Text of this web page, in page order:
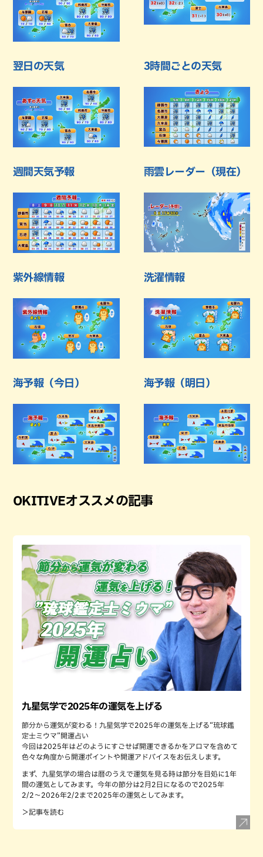
翌日の天気 3時間ごとの天気
週間天気予報 雨雲レーダー（現在）
紫外線情報 洗濯情報
海予報（今日） 海予報（明日）
OKITIVEオススメの記事
九星気学で2025年の運気を上げる
節分から運気が変わる！九星気学で2025年の運気を上げる“琉球鑑
定士ミウマ”開運占い
今回は2025年はどのようにすごせば開運できるかをアロマを含めて
色々な角度から開運ポイントや開運アドバイスをお伝えします。
まず、九星気学の場合は暦のうえで運気を見る時は節分を目処に1年
間の運気としてみます。今年の節分は2月2日になるので2025年
2/2〜2026年2/2まで2025年の運気としてみます。
＞記事を読む